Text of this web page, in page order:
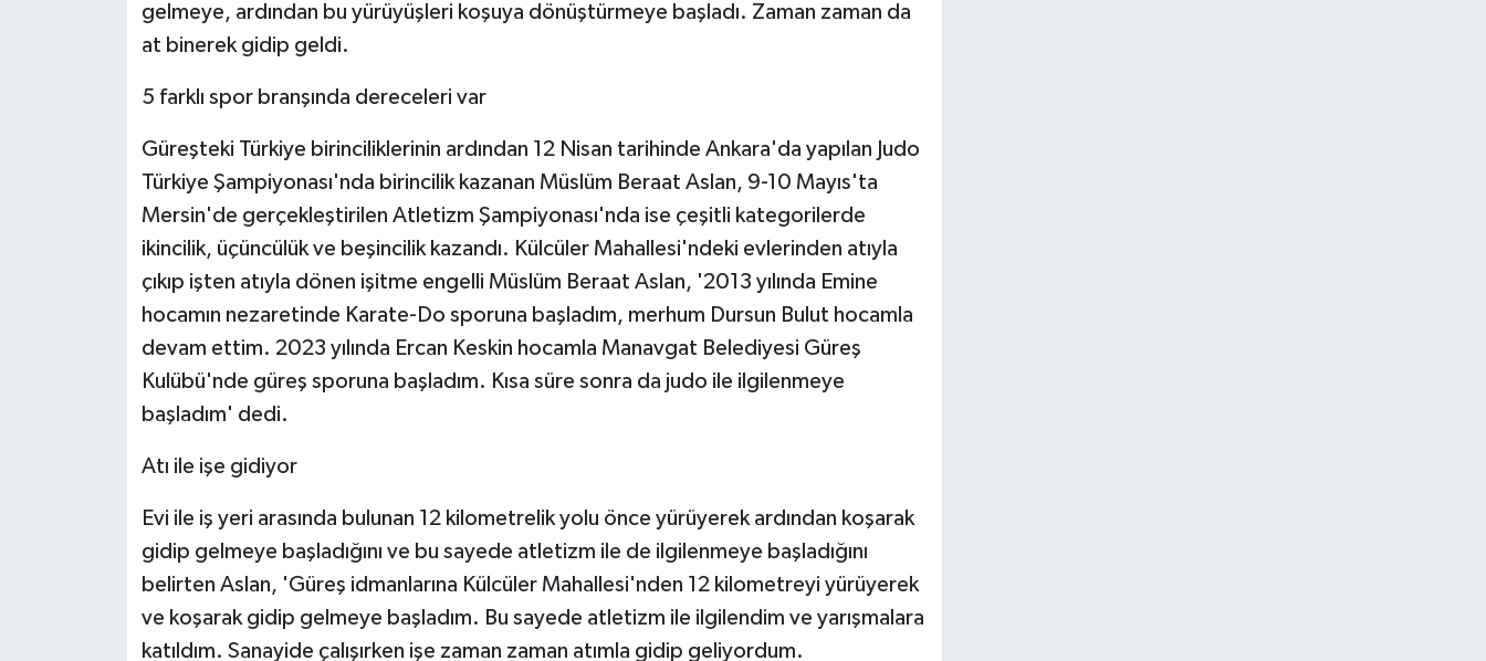
gelmeye, ardından bu yürüyüşleri koşuya dönüştürmeye başladı. Zaman zaman da
at binerek gidip geldi.
5 farklı spor branşında dereceleri var
Güreşteki Türkiye birinciliklerinin ardından 12 Nisan tarihinde Ankara'da yapılan Judo
Türkiye Şampiyonası'nda birincilik kazanan Müslüm Beraat Aslan, 9-10 Mayıs'ta
Mersin'de gerçekleştirilen Atletizm Şampiyonası'nda ise çeşitli kategorilerde
ikincilik, üçüncülük ve beşincilik kazandı. Külcüler Mahallesi'ndeki evlerinden atıyla
çıkıp işten atıyla dönen işitme engelli Müslüm Beraat Aslan, '2013 yılında Emine
hocamın nezaretinde Karate-Do sporuna başladım, merhum Dursun Bulut hocamla
devam ettim. 2023 yılında Ercan Keskin hocamla Manavgat Belediyesi Güreş
Kulübü'nde güreş sporuna başladım. Kısa süre sonra da judo ile ilgilenmeye
başladım' dedi.
Atı ile işe gidiyor
Evi ile iş yeri arasında bulunan 12 kilometrelik yolu önce yürüyerek ardından koşarak
gidip gelmeye başladığını ve bu sayede atletizm ile de ilgilenmeye başladığını
belirten Aslan, 'Güreş idmanlarına Külcüler Mahallesi'nden 12 kilometreyi yürüyerek
ve koşarak gidip gelmeye başladım. Bu sayede atletizm ile ilgilendim ve yarışmalara
katıldım. Sanayide çalışırken işe zaman zaman atımla gidip geliyordum.